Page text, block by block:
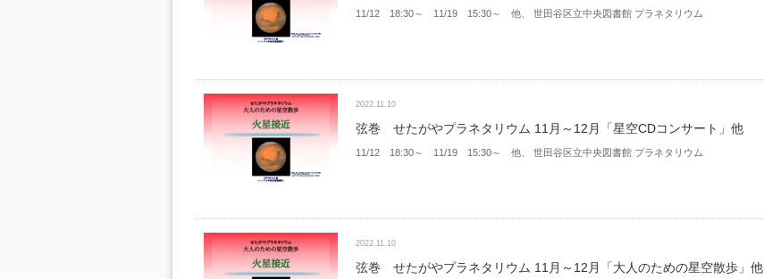
11/12 18:30～ 11/19 15:30～ 他、 世田谷区立中央図書館 プラネタリウム
2022.11.10
弦巻 せたがやプラネタリウム 11月～12月「星空CDコンサート」他
11/12 18:30～ 11/19 15:30～ 他、 世田谷区立中央図書館 プラネタリウム
2022.11.10
弦巻 せたがやプラネタリウム 11月～12月「大人のための星空散歩」他